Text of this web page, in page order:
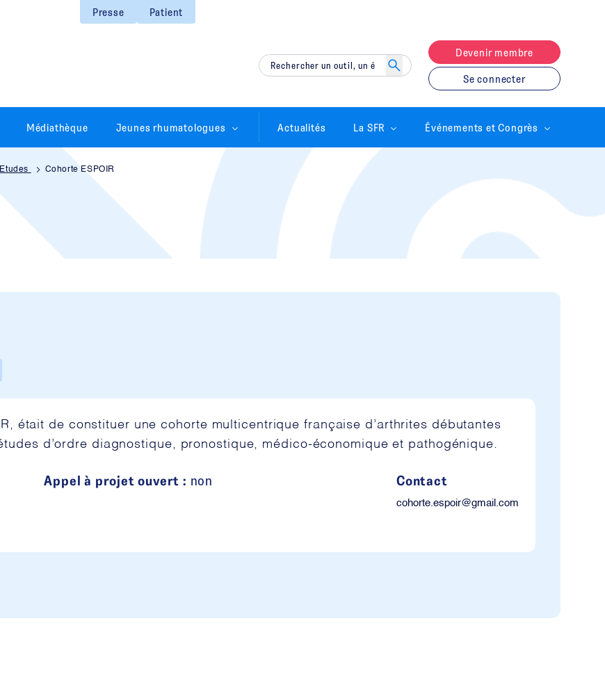
Presse Patient
Devenir membre
Se connecter
Médiathèque Jeunes rhumatologues Actualités La SFR Événements et Congrès
Cohorte ESPOIR
était de constituer une cohorte multicentrique française d’arthrites débutantes
d’ordre diagnostique, pronostique, médico-économique et pathogénique.
Appel à projet ouvert : non Contact
cohorte.espoir@gmail.com